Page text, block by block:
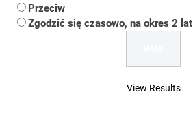
Przeciw
Zgodzić się czasowo, na okres 2 lat
View Results